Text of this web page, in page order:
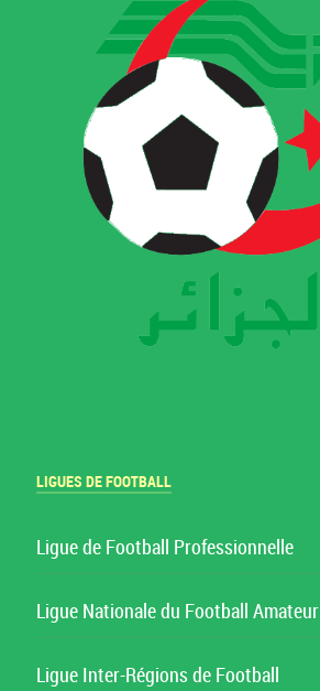
LIGUES DE FOOTBALL
Ligue de Football Professionnelle
Ligue Nationale du Football Amateur
Ligue Inter-Régions de Football